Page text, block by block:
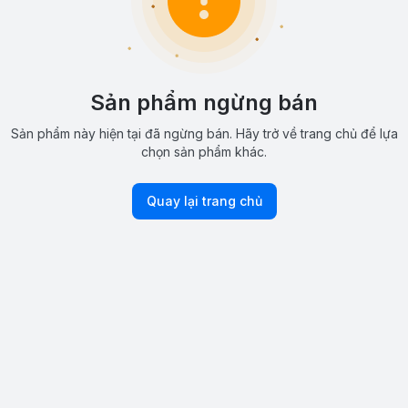
Sản phẩm ngừng bán
Sản phẩm này hiện tại đã ngừng bán. Hãy trở về trang chủ để lựa
chọn sản phẩm khác.
Quay lại trang chủ